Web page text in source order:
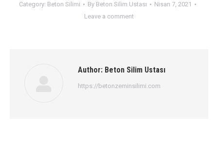
Category: Beton Silimi By Beton Silim Ustası
Nisan 7, 2021
Leave a comment
Author: Beton Silim Ustası
https://betonzeminsilimi.com